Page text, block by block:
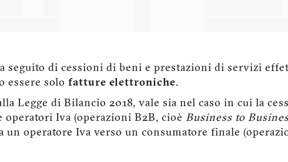
seguito di cessioni di beni e prestazioni di servizi
essere solo fatture elettroniche.
Legge di Bilancio 2018, vale sia nel caso in cui la
Iva (operazioni B2B, cioè Business to
operatore Iva verso un consumatore finale